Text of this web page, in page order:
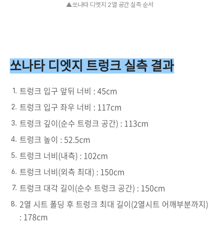
▲쏘나타 디엣지 2열 공간 실측 순서
쏘나타 디엣지 트렁크 실측 결과
트렁크 입구 앞뒤 너비 : 45cm
트렁크 입구 좌우 너비 : 117cm
트렁크 깊이(순수 트렁크 공간) : 113cm
트렁크 높이 : 52.5cm
트렁크 너비(내측) : 102cm
트렁크 너비(외측 최대) : 150cm
트렁크 대각 길이(순수 트렁크 공간) : 150cm
2열 시트 폴딩 후 트렁크 최대 길이(2열시트 어깨부분까지)
: 178cm